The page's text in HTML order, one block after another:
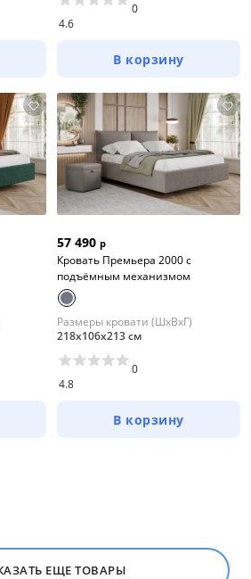
4.6
0
В корзину
57 490 р
Кровать Премьера 2000 с
подъёмным механизмом
Размеры кровати (ШхВхГ)
218х106х213 см
4.8
0
В корзину
ЕЩЕ ТОВАРЫ